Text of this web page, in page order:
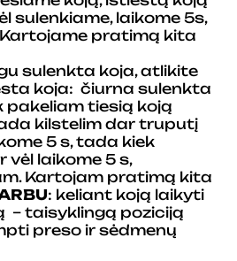
sulenkiame, laikome 5s,
Kartojame pratimą kita
sulenkta koja, atlikite
koja: čiurna sulenkta
pakeliam tiesią koją
kilstelim dar truputį
5 s, tada kiek
vėl laikome 5 s,
Kartojam pratimą kita
: keliant koją laikyti
– taisyklingą poziciją
preso ir sėdmenų